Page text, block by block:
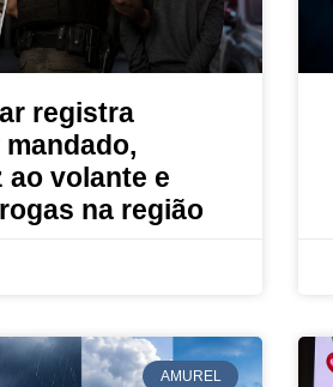
registra
ao volante e
na região
AMUREL